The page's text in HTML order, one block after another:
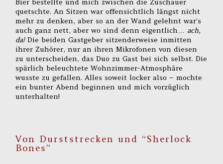
Bier bestellte und mich zwischen die Zuschauer
quetschte. An Sitzen war offensichtlich längst nicht
mehr zu denken, aber so an der Wand gelehnt war’s
auch ganz nett, aber wo sind denn eigentlich… ach,
da!Die beiden Gastgeber sitzenderweise inmitten
ihrer Zuhörer, nur an ihren Mikrofonen von diesen
zu unterscheiden, das Duo zu Gast bei sich selbst. Die
spärlich beleuchtete Wohnzimmer-Atmosphäre
wusste zu gefallen. Alles soweit locker also – mochte
ein bunter Abend beginnen und mich vorzüglich
unterhalten!
Von Durststrecken und “Sherlock
Bones”